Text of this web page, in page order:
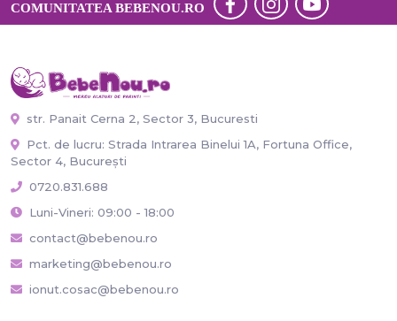
COMUNITATEA BEBENOU.RO
str. Panait Cerna 2, Sector 3, Bucuresti
Pct. de lucru: Strada Intrarea Binelui 1A, Fortuna Office,
Sector 4, București
0720.831.688
Luni-Vineri: 09:00 - 18:00
contact@bebenou.ro
marketing@bebenou.ro
ionut.cosac@bebenou.ro